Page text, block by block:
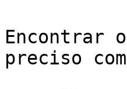
Encontrar
preciso